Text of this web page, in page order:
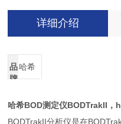
详细介绍
品
牌
哈希
哈希BOD测定仪BODTrakII
BODTrakII分析仪是在